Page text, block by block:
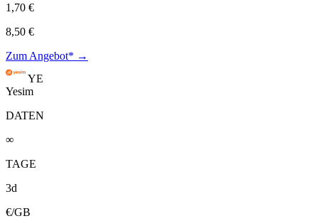
1,70 €
8,50 €
Zum Angebot* →
YE
Yesim
DATEN
∞
TAGE
3d
€/GB